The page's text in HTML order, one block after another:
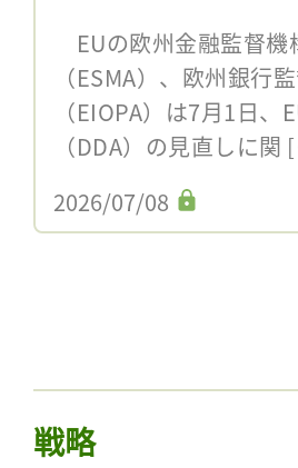
EUの欧州金融監督機
（ESMA）、欧州銀行
（EIOPA）は7月1日
（DDA）の見直しに
2026/07/08
戦略